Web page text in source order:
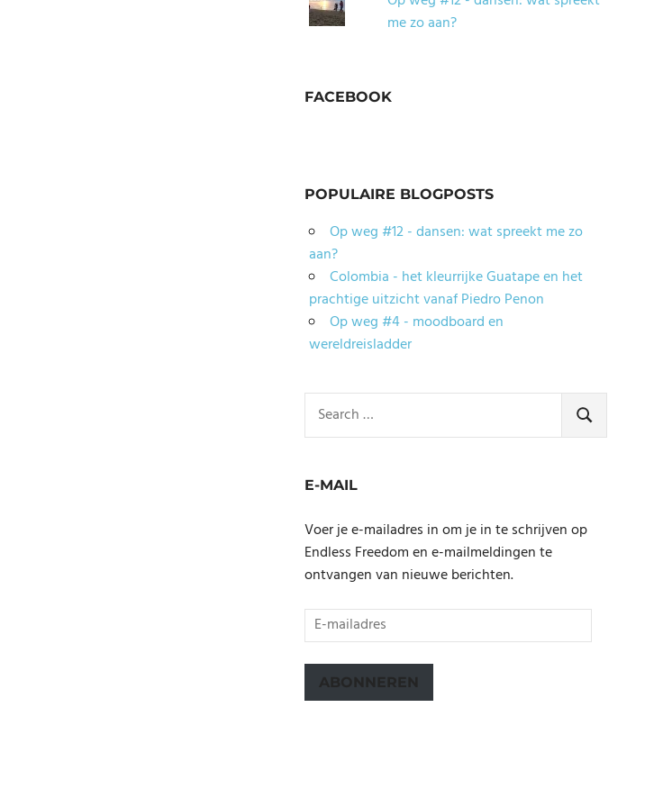
me zo aan?
FACEBOOK
POPULAIRE BLOGPOSTS
Op weg #12 - dansen: wat spreekt me zo
aan?
Colombia - het kleurrijke Guatape en het
prachtige uitzicht vanaf Piedro Penon
Op weg #4 - moodboard en
wereldreisladder
for:
SEARCH
E-MAIL
Voer je e-mailadres in om je in te schrijven op
Endless Freedom en e-mailmeldingen te
ontvangen van nieuwe berichten.
E-
mailadres
ABONNEREN